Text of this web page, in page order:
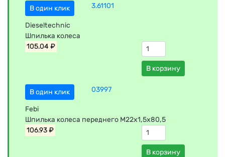
В один клик 3.61101
Dieseltechnic
Шпилька колеса
105.04 ₽
В корзину
В один клик 03997
Febi
Шпилька колеса переднего M22x1,5х80,5
106.93 ₽
В корзину